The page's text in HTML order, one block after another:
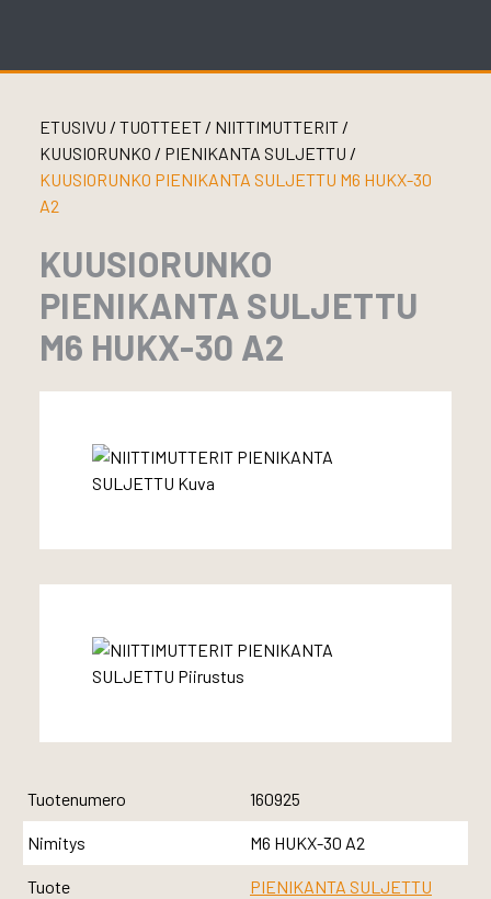
ETUSIVU / TUOTTEET/ NIITTIMUTTERIT /
KUUSIORUNKO / PIENIKANTA SULJETTU /
KUUSIORUNKO PIENIKANTA SULJETTU M6 HUKX-30
A2
KUUSIORUNKO
PIENIKANTA SULJETTU
M6 HUKX-30 A2
Tuotenumero 160925
Nimitys M6 HUKX-30 A2
Tuote PIENIKANTA SULJETTU